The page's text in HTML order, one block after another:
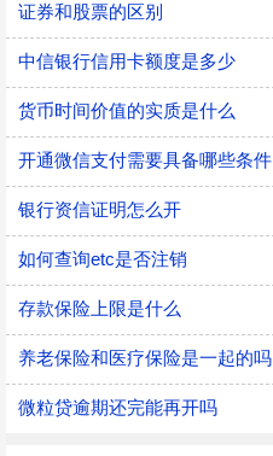
证券和股票的区别
中信银行信用卡额度是多少
货币时间价值的实质是什么
开通微信支付需要具备哪些条件
银行资信证明怎么开
如何查询etc是否注销
存款保险上限是什么
养老保险和医疗保险是一起的吗
微粒贷逾期还完能再开吗